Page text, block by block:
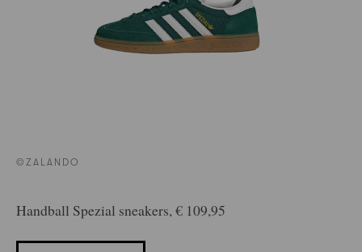
©ZALANDO
Handball Spezial sneakers, € 109,95